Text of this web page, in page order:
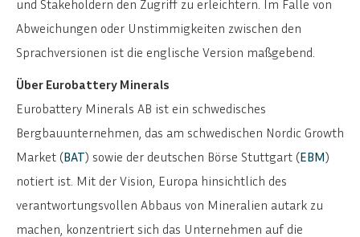
und Stakeholdern den Zugriff zu erleichtern. Im Falle von
Abweichungen oder Unstimmigkeiten zwischen den
Sprachversionen ist die englische Version maßgebend.
Über Eurobattery Minerals
Eurobattery Minerals AB ist ein schwedisches
Bergbauunternehmen, das am schwedischen Nordic Growth
Market (BAT) sowie der deutschen Börse Stuttgart (EBM)
notiert ist. Mit der Vision, Europa hinsichtlich des
verantwortungsvollen Abbaus von Mineralien autark zu
machen, konzentriert sich das Unternehmen auf die